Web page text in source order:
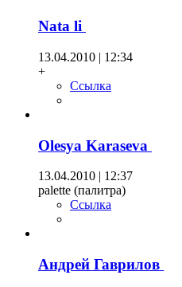
Nata li
13.04.2010 | 12:34
+
Ссылка
Olesya Karaseva
13.04.2010 | 12:37
palette (палитра)
Ссылка
Андрей Гаврилов